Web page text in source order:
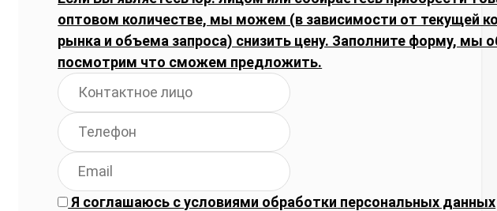
оптовом количестве, мы можем (в зависимости от текущей
рынка и объема запроса) снизить цену. Заполните форму, мы
посмотрим что сможем предложить.
Я соглашаюсь сусловиями обработки персональных данных